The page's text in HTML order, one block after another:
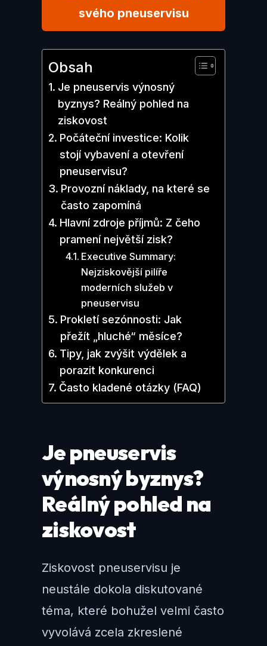
svého pneuservisu
Obsah
Je pneuservis výnosný
byznys? Reálný pohled na
ziskovost
Počáteční investice: Kolik
stojí vybavení a otevření
pneuservisu?
Provozní náklady, na které se
často zapomíná
Hlavní zdroje příjmů: Z čeho
pramení největší zisk?
Executive Summary:
Nejziskovější pilíře
moderních služeb v
pneuservisu
Prokletí sezónnosti: Jak
přežít „hluché“ měsíce?
Tipy, jak zvýšit výdělek a
porazit konkurenci
Často kladené otázky (FAQ)
Je pneuservis
výnosný byznys?
Reálný pohled na
ziskovost
Ziskovost pneuservisu je
neustále dokola diskutované
téma, které bohužel velmi často
vyvolává zcela zkreslené